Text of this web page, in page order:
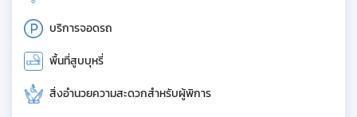
บริการจอดรถ
พื้นที่สูบบุหรี่
สิ่งอำนวยความสะดวกสำหรับผู้พิการ